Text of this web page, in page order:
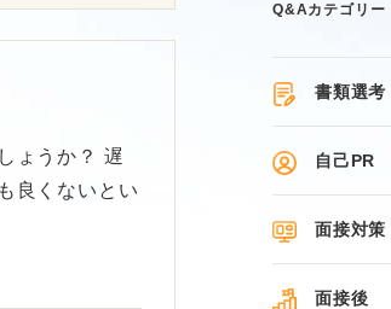
ょうか？ 遅
良くないとい
Q&Aカテゴリー
書類選考
自己PR
面接対策
面接後